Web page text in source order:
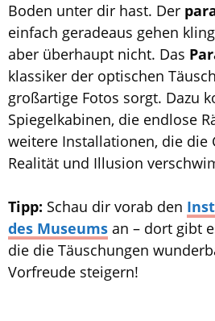
Boden unter dir hast. Der
einfach geradeaus gehen
aber überhaupt nicht. Das
klassiker der optischen
großartige Fotos sorgt. Dazu
Spiegelkabinen, die endlose
weitere Installationen, die die
Realität und Illusion
Tipp: Schau dir vorab den
des Museums an – dort gibt
die die Täuschungen
Vorfreude steigern!